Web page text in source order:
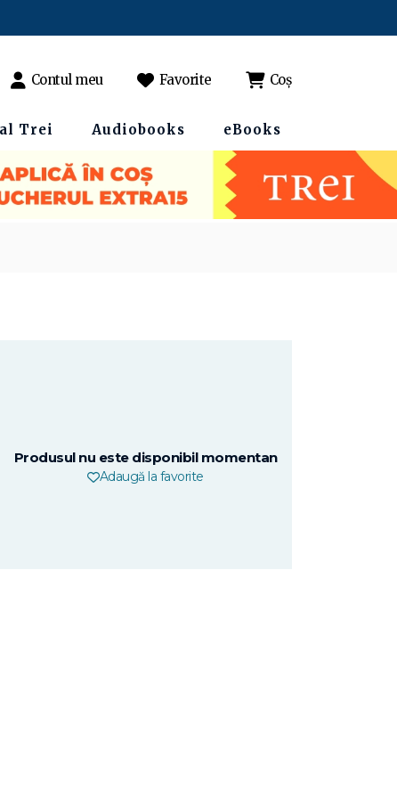
Contul meu Favorite Coș
Trei Audiobooks eBooks
Produsul nu este disponibil momentan
Adaugă la favorite